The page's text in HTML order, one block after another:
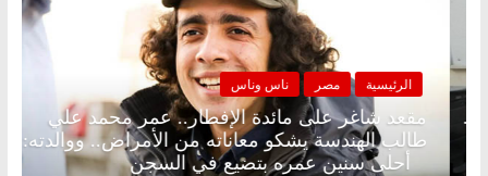
الرئيسية مصر
مقعد شاغر على مائدة
طالب الهندسة يشكو معاناته
أحلى سنين عمره بتضيع في السجن
بلا زينة رمضان.. د.
في انتظار حلم